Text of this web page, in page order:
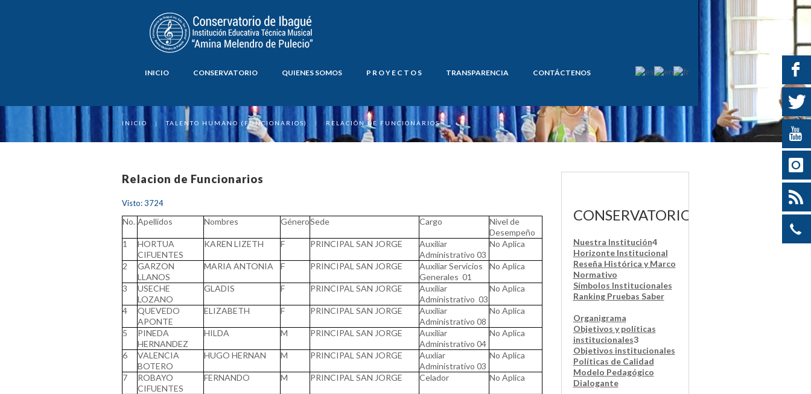
INICIO CONSERVATORIO QUIENES SOMOS P R O Y E C T O S TRANSPARENCIA CONTÁCTENOS
INICIO | TALENTO HUMANO (FUNCIONARIOS) | RELACIÓN DE FUNCIONARIOS
Relacion de Funcionarios
Visto: 3724
No. Apellidos Nombres GéneroSede Cargo
Nivel de
Desempeño
1
HORTUA
CIFUENTES
KAREN LIZETH F PRINCIPAL SAN JORGE
Auxiliar
Administrativo 03
No Aplica
2
GARZON
LLANOS
MARIA ANTONIA F PRINCIPAL SAN JORGE
Auxiliar Servicios
Generales 01
No Aplica
3
USECHE
LOZANO
GLADIS F PRINCIPAL SAN JORGE
Auxiliar
Administrativo 03
No Aplica
4
QUEVEDO
APONTE
ELIZABETH F PRINCIPAL SAN JORGE
Auxiliar
Administrativo 08
No Aplica
5
PINEDA
HERNANDEZ
HILDA M PRINCIPAL SAN JORGE
Auxiliar
Administrativo 04
No Aplica
6
VALENCIA
BOTERO
HUGO HERNAN M PRINCIPAL SAN JORGE
Auxliar
Administrativo 03
No Aplica
7
ROBAYO
CIFUENTES
FERNANDO M PRINCIPAL SAN JORGE Celador No Aplica
CONSERVATORIO
Nuestra Institución4
Horizonte Institucional
Reseña Histórica y Marco
Normativo
Símbolos Institucionales
Ranking Pruebas Saber
Organigrama
Objetivos y políticas
institucionales3
Objetivos institucionales
Políticas de Calidad
Modelo Pedagógico
Dialogante